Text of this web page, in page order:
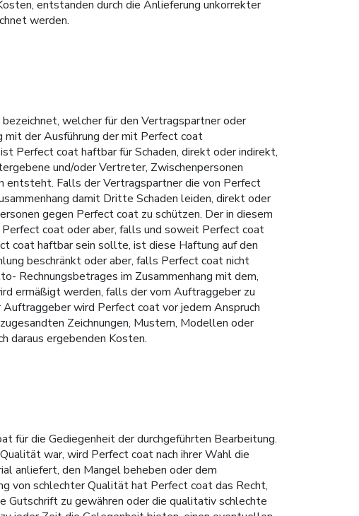
entstanden durch die Anlieferung unkorrekter
werden.
welcher für den Vertragspartner oder
mit der Ausführung der mit Perfect coat
Perfect coat haftbar für Schaden, direkt oder indirekt,
und/oder Vertreter, Zwischenpersonen
entsteht. Falls der Vertragspartner die von Perfect
damit Dritte Schaden leiden, direkt oder
gegen Perfect coat zu schützen. Der in diesem
coat oder aber, falls und soweit Perfect coat
coat haftbar sein sollte, ist diese Haftung auf den
beschränkt oder aber, falls Perfect coat nicht
Rechnungsbetrages im Zusammenhang mit dem,
ermäßigt werden, falls der vom Auftraggeber zu
wird Perfect coat vor jedem Anspruch
Zeichnungen, Mustern, Modellen oder
daraus ergebenden Kosten.
für die Gediegenheit der durchgeführten Bearbeitung.
war, wird Perfect coat nach ihrer Wahl die
anliefert, den Mangel beheben oder dem
von schlechter Qualität hat Perfect coat das Recht,
Gutschrift zu gewähren oder die qualitativ schlechte